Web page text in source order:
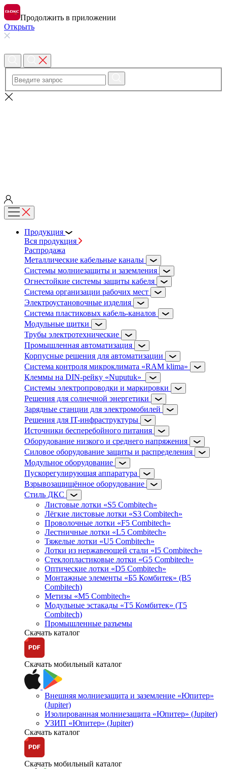
Продолжить в приложении
Открыть
Продукция
Вся продукция
Распродажа
Металлические кабельные каналы
Системы молниезащиты и заземления
Огнестойкие системы защиты кабеля
Система организации рабочих мест
Электроустановочные изделия
Система пластиковых кабель-каналов
Модульные щитки
Трубы электротехнические
Промышленная автоматизация
Корпусные решения для автоматизации
Система контроля микроклимата «RAM klima»
Клеммы на DIN-рейку «Nuputuk»
Системы электропроводки и маркировки
Решения для солнечной энергетики
Зарядные станции для электромобилей
Решения для IT-инфраструктуры
Источники бесперебойного питания
Оборудование низкого и среднего напряжения
Силовое оборудование защиты и распределения
Модульное оборудование
Пускорегулирующая аппаратура
Взрывозащищённое оборудование
Стиль ДКС
Листовые лотки «S5 Combitech»
Лёгкие листовые лотки «S3 Combitech»
Проволочные лотки «F5 Combitech»
Лестничные лотки «L5 Combitech»
Тяжелые лотки «U5 Combitech»
Лотки из нержавеющей стали «I5 Combitech»
Стеклопластиковые лотки «G5 Combitech»
Оптические лотки «D5 Combitech»
Монтажные элементы «Б5 Комбитек» (B5
Combitech)
Метизы «M5 Combitech»
Модульные эстакады «Т5 Комбитек» (T5
Combitech)
Промышленные разъемы
Скачать каталог
Скачать мобильный каталог
Внешняя молниезащита и заземление «Юпитер»
(Jupiter)
Изолированная молниезащита «Юпитер» (Jupiter)
УЗИП «Юпитер» (Jupiter)
Скачать каталог
Скачать мобильный каталог